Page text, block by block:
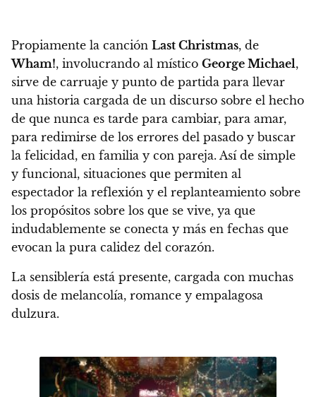
Propiamente la canción Last Christmas, de
Wham!, involucrando al místico George Michael,
sirve de carruaje y punto de partida para llevar
una historia cargada de un discurso sobre el hecho
de que nunca es tarde para cambiar, para amar,
para redimirse de los errores del pasado y buscar
la felicidad, en familia y con pareja. Así de simple
y funcional, situaciones que permiten al
espectador la reflexión y el replanteamiento sobre
los propósitos sobre los que se vive, ya que
indudablemente se conecta y más en fechas que
evocan la pura calidez del corazón.
La sensiblería está presente, cargada con muchas
dosis de melancolía, romance y empalagosa
dulzura.